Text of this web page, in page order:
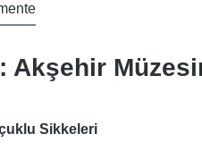
Akşehir
Sikkeleri